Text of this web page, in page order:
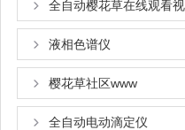
液相色谱仪
樱花草社区www
全自动电动滴定仪